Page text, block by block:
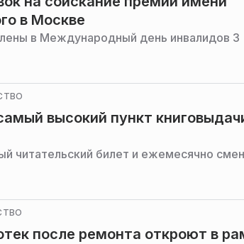
в Москве
в Международный день инвалидов 3
высокий пункт
читательский билет и ежемесячно
после ремонта откроют в